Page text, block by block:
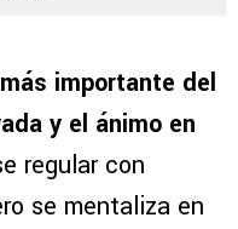
importante del
y el ánimo en
regular con
se mentaliza en